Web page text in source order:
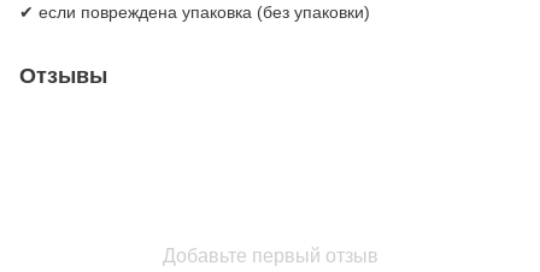
✔ если повреждена упаковка (без упаковки)
Отзывы
Добавьте первый отзыв